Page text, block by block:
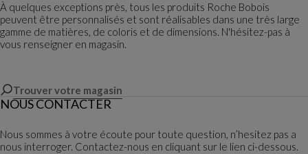
À quelques exceptions près, tous les produits Roche Bobois
peuvent être personnalisés et sont réalisables dans une très large
gamme de matières, de coloris et de dimensions. N'hésitez-pas à
vous renseigner en magasin.
Trouver votre magasin
NOUS CONTACTER
Nous sommes à votre écoute pour toute question, n’hesitez pas a
nous interroger. Contactez-nous en cliquant sur le lien ci-dessous.